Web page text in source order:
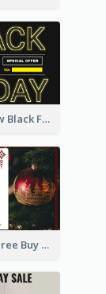
Neon Yellow Black Friday Typography Gift Card
Christmas Tree Buy One Take One Gift Card